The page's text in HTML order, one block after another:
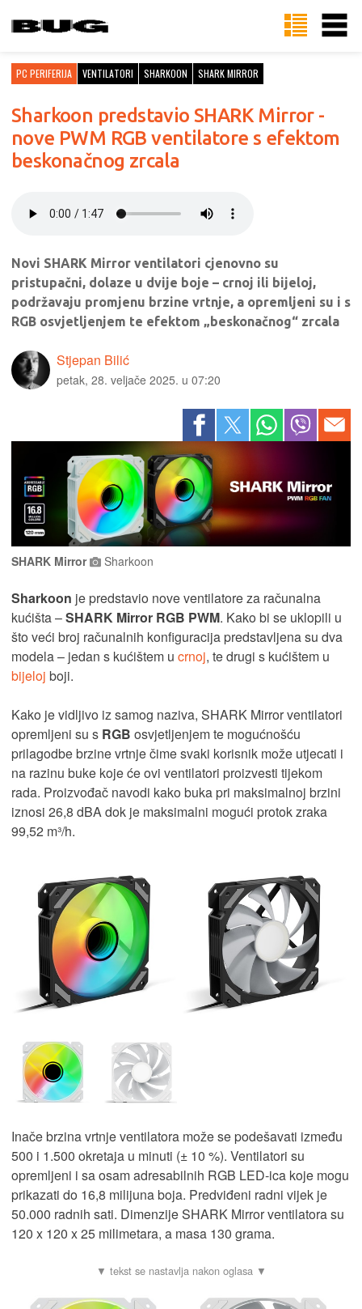
PC PERIFERIJA VENTILATORI SHARKOON SHARK MIRROR
Sharkoon predstavio SHARK Mirror -
nove PWM RGB ventilatore s efektom
beskonačnog zrcala
Novi SHARK Mirror ventilatori cjenovno su
pristupačni, dolaze u dvije boje – crnoj ili bijeloj,
podržavaju promjenu brzine vrtnje, a opremljeni su i s
RGB osvjetljenjem te efektom „beskonačnog“ zrcala
Stjepan Bilić
petak, 28. veljače 2025. u 07:20
SHARK Mirror Sharkoon
Sharkoon je predstavio nove ventilatore za računalna
kućišta –SHARK Mirror RGB PWM. Kako bi se uklopili u
što veći broj računalnih konfiguracija predstavljena su dva
modela – jedan s kućištem u crnoj, te drugi s kućištem u
bijeloj boji.
Kako je vidljivo iz samog naziva, SHARK Mirror ventilatori
opremljeni su s RGB osvjetljenjem te mogućnošću
prilagodbe brzine vrtnje čime svaki korisnik može utjecati i
na razinu buke koje će ovi ventilatori proizvesti tijekom
rada. Proizvođač navodi kako buka pri maksimalnoj brzini
iznosi 26,8 dBA dok je maksimalni mogući protok zraka
99,52 m³/h.
Inače brzina vrtnje ventilatora može se podešavati između
500 i 1.500 okretaja u minuti (± 10 %). Ventilatori su
opremljeni i sa osam adresabilnih RGB LED-ica koje mogu
prikazati do 16,8 milijuna boja. Predviđeni radni vijek je
50.000 radnih sati. Dimenzije SHARK Mirror ventilatora su
120 x 120 x 25 milimetara, a masa 130 grama.